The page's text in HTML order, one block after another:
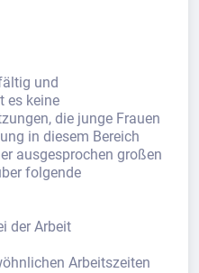
und
es keine
die junge Frauen
in diesem Bereich
ausgesprochen großen
folgende
der Arbeit
Arbeitszeiten